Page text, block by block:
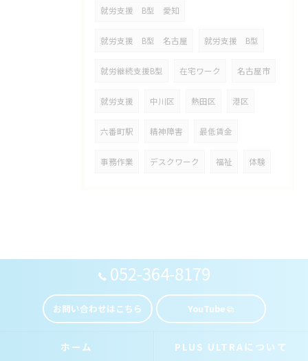
就労支援 B型 愛知
就労支援 B型 名古屋 就労支援 B型
就労継続支援B型 在宅ワーク 名古屋市
就労支援 中川区 熱田区 港区
六番町駅 精神障害 最低賃金
事務作業 デスクワーク 福祉 体験
052-364-8179
お問い合わせはこちら YouTube
ホーム PLUS ULTRAについて